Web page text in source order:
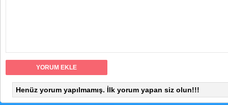
Henüz yorum yapılmamış. İlk yorum yapan siz olun!!!